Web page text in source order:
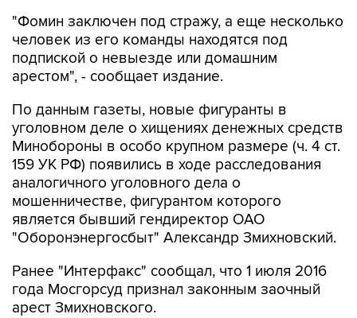
"Фомин заключен под стражу, а еще несколько
человек из его команды находятся под
подпиской о невыезде или домашним
арестом", - сообщает издание.
По данным газеты, новые фигуранты в
уголовном деле о хищениях денежных средств
Минобороны в особо крупном размере (ч. 4 ст.
159 УК РФ) появились в ходе расследования
аналогичного уголовного дела о
мошенничестве, фигурантом которого
является бывший гендиректор ОАО
"Оборонэнергосбыт" Александр Змихновский.
Ранее "Интерфакс" сообщал, что 1 июля 2016
года Мосгорсуд признал законным заочный
арест Змихновского.